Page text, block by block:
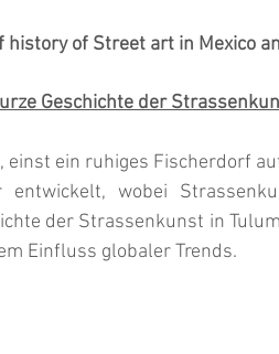
history of Street art in Mexico
Geschichte der
einst ein ruhiges Fischerdorf
entwickelt, wobei
der Strassenkunst in
Einfluss globaler Trends.